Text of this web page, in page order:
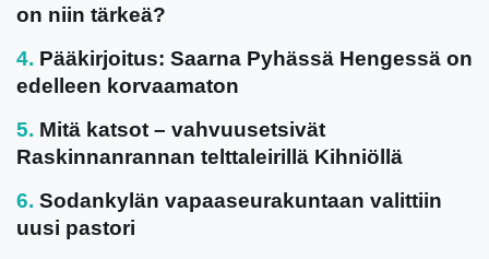
on niin tärkeä?
Pääkirjoitus: Saarna Pyhässä Hengessä on
edelleen korvaamaton
Mitä katsot – vahvuusetsivät
Raskinnanrannan telttaleirillä Kihniöllä
Sodankylän vapaaseurakuntaan valittiin
uusi pastori